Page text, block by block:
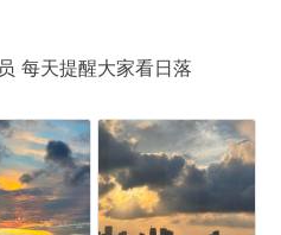
每天提醒大家看日落